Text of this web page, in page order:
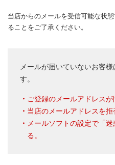
当店からのメールを受信可能な状
ることをご了承ください。
メールが届いていないお客
す。
ご登録のメールアドレスが
当店のメールアドレスを拒
メールソフトの設定で「
る。